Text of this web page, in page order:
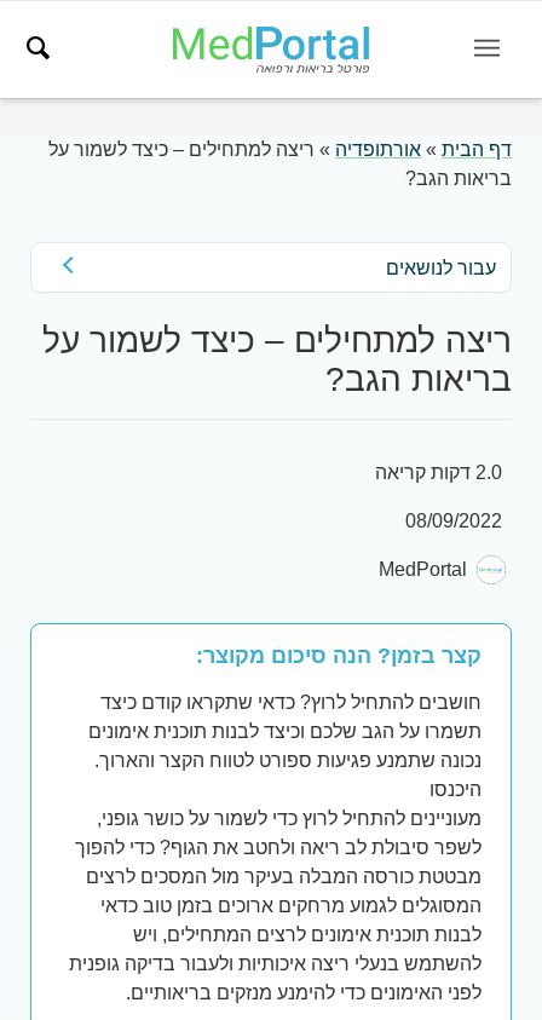
דף הבית» אורתופדיה » ריצה למתחילים – כיצד לשמור על
בריאות הגב?
עבור לנושאים
ריצה למתחילים – כיצד לשמור על
בריאות הגב?
2.0 דקות קריאה
08/09/2022
MedPortal
קצר בזמן? הנה סיכום מקוצר:
חושבים להתחיל לרוץ? כדאי שתקראו קודם כיצד
תשמרו על הגב שלכם וכיצד לבנות תוכנית אימונים
נכונה שתמנע פגיעות ספורט לטווח הקצר והארוך.
היכנסו
מעוניינים להתחיל לרוץ כדי לשמור על כושר גופני,
לשפר סיבולת לב ריאה ולחטב את הגוף? כדי להפוך
מבטטת כורסה המבלה בעיקר מול המסכים לרצים
המסוגלים לגמוע מרחקים ארוכים בזמן טוב כדאי
לבנות תוכנית אימונים לרצים המתחילים, ויש
להשתמש בנעלי ריצה איכותיות ולעבור בדיקה גופנית
לפני האימונים כדי להימנע מנזקים בריאותיים.